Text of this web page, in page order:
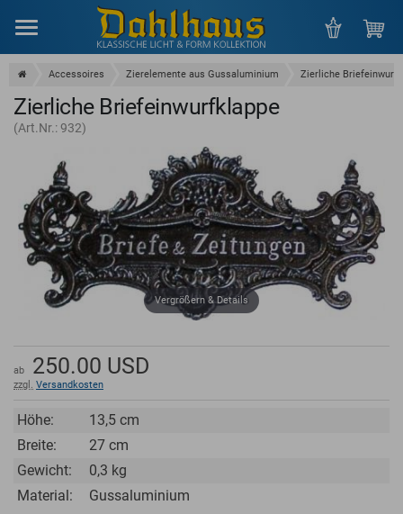
Accessoires Zierelemente aus Gussaluminium Zierliche
Zierliche Briefeinwurfklappe
(Art.Nr.: 932)
Vergrößern & Details
ab 250.00 USD
zzgl. Versandkosten
Höhe:
13,5 cm
Breite:
27 cm
Gewicht:
0,3 kg
Material:
Gussaluminium